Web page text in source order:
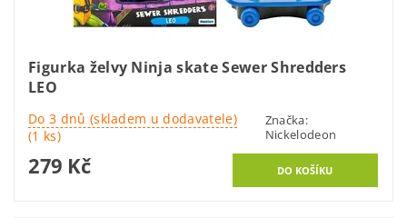
Figurka želvy Ninja skate Sewer Shredders
LEO
Do 3 dnů (skladem u dodavatele)
(1 ks)
Značka:
Nickelodeon
279 Kč